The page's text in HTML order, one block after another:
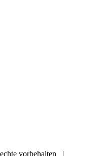
vorbehalten |